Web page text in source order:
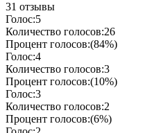
31 отзывы
Голос:5
Количество голосов:26
Процент голосов:(84%)
Голос:4
Количество голосов:3
Процент голосов:(10%)
Голос:3
Количество голосов:2
Процент голосов:(6%)